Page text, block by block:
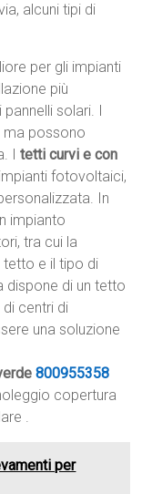
alcuni tipi di
per gli impianti
più
solari. I
ma possono
Itetti curvi e con
fotovoltaici,
In
impianto
tra cui la
tetto e il tipo di
dispone di un tetto
centri di
una soluzione
800955358
copertura
.
per